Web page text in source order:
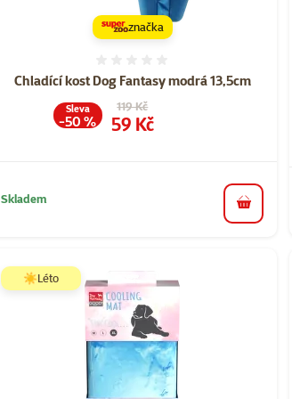
Chladící kost Dog Fantasy modrá 13,5cm
Původní cena
119 Kč
Cena
59 Kč
Sleva
-50 %
značka
Skladem
do košíku
☀️Léto